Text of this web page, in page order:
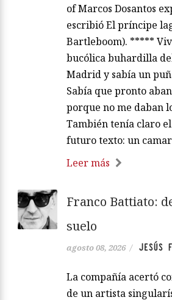
of Marcos Dosantos
escribió El príncipe
Bartleboom). *****
bucólica buhardilla
Madrid y sabía un
Sabía que pronto
porque no me daban
También tenía claro
futuro texto: un
Leer más
Franco Battiato:
suelo
agosto 08, 2026 / JESÚS
La compañía acertó
de un artista